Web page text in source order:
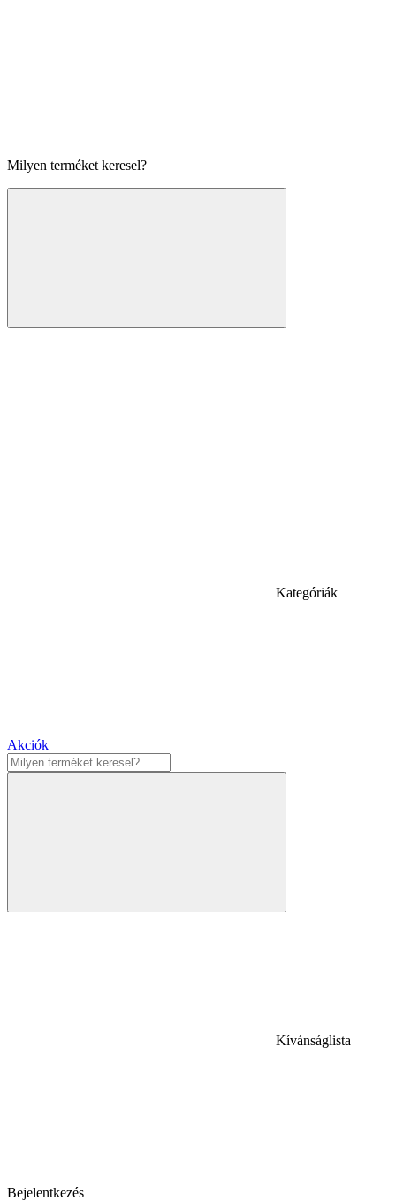
Milyen terméket keresel?
Kategóriák
Akciók
Kívánságlista
Bejelentkezés